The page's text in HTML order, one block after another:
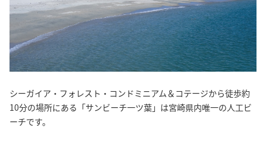
シーガイア・フォレスト・コンドミニアム＆コテージから徒歩約
10分の場所にある「サンビーチ一ツ葉」は宮崎県内唯一の人工ビ
ーチです。